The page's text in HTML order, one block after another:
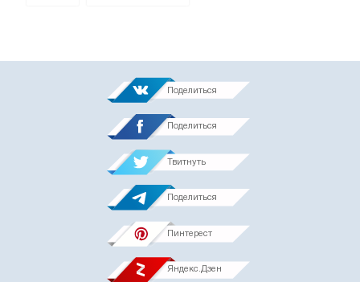
Поделиться
Поделиться
Твитнуть
Поделиться
Пинтерест
Яндекс.Дзен